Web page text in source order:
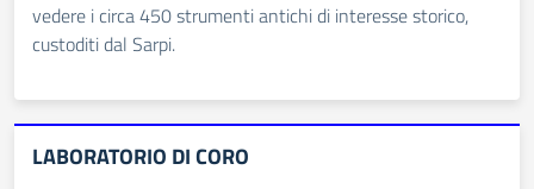
vedere i circa 450 strumenti antichi di interesse storico,
custoditi dal Sarpi.
LABORATORIO DI CORO